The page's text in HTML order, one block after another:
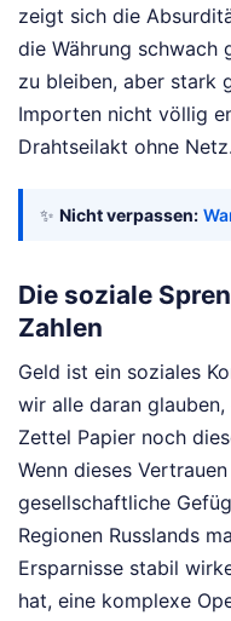
zeigt sich die
die Währung schwach
zu bleiben, aber stark
Importen nicht völlig
Drahtseilakt ohne Netz.
✨ Nicht verpassen:
Die soziale
Zahlen
Geld ist ein soziales
wir alle daran
Zettel Papier noch
Wenn dieses
gesellschaftliche
Regionen Russlands
Ersparnisse stabil
hat, eine komplexe